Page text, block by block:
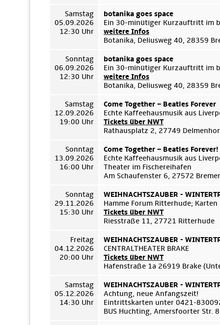
Samstag
05.09.2026
12:30 Uhr
botanika goes space
Ein 30-minütiger Kurzauftritt im
weitere Infos
Botanika, Deliusweg 40, 28359
Sonntag
06.09.2026
12:30 Uhr
botanika goes space
Ein 30-minütiger Kurzauftritt im
weitere Infos
Botanika, Deliusweg 40, 28359
Samstag
12.09.2026
19:00 Uhr
Come Together – Beatles Forever
Echte Kaffeehausmusik aus
Tickets über NWT
Rathausplatz 2, 27749
Sonntag
13.09.2026
16:00 Uhr
Come Together – Beatles Forever!
Echte Kaffeehausmusik aus
Theater im Fischereihafen
Am Schaufenster 6, 27572
Sonntag
29.11.2026
15:30 Uhr
WEIHNACHTSZAUBER -
Hamme Forum Ritterhude;
Tickets über NWT
Riesstraße 11, 27721 Ritterhude
Freitag
04.12.2026
20:00 Uhr
WEIHNACHTSZAUBER -
CENTRALTHEATER BRAKE
Tickets über NWT
Hafenstraße 1a 26919 Brake
Samstag
05.12.2026
14:30 Uhr
WEIHNACHTSZAUBER -
Achtung, neue Anfangszeit!
Eintrittskarten unter 0421-
BUS Huchting, Amersfoorter Str.